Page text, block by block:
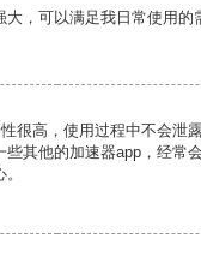
，可以满足我日常使用的
很高，使用过程中不会泄
些其他的加速器app，经常